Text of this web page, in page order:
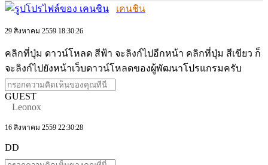
เคนชิน
29 สิงหาคม 2559 18:30:26
คลิกที่ปุ่ม ดาวน์โหลด สีฟ้า จะลิงก์ไปอีกหน้า คลิกที่ปุ่ม สีเขียว ก็
จะลิงก์ไปยังหน้าเว็บดาวน์โหลดของผู้พัฒนาโปรแกรมครับ
GUEST
Leonox
16 สิงหาคม 2559 22:30:28
DD